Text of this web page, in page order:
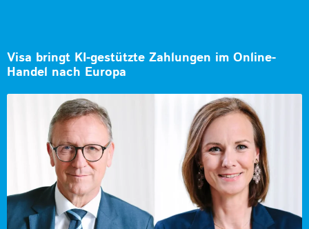
Visa bringt KI-gestützte Zahlungen im Online-
Handel nach Europa